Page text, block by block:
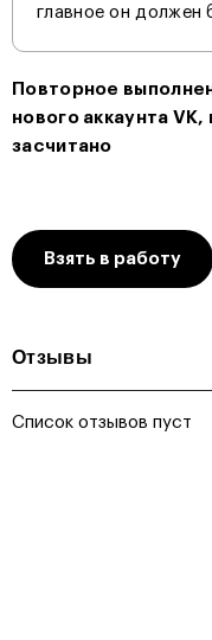
главное он
Повторное
нового аккаунта
засчитано
Взять в работу
Отзывы
Список отзывов пуст